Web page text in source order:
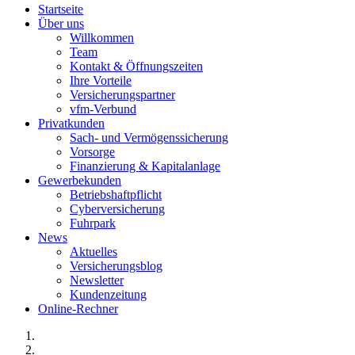
Startseite
Über uns
Willkommen
Team
Kontakt & Öffnungszeiten
Ihre Vorteile
Versicherungspartner
vfm-Verbund
Privatkunden
Sach- und Vermögenssicherung
Vorsorge
Finanzierung & Kapitalanlage
Gewerbekunden
Betriebshaftpflicht
Cyberversicherung
Fuhrpark
News
Aktuelles
Versicherungsblog
Newsletter
Kundenzeitung
Online-Rechner